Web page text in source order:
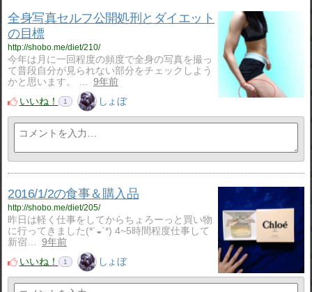
全身写真セルフ公開処刑とダイエット
の目標
http://shobo.me/diet/210/
今年は月に一回程度の頻度で全身の写真を撮っ
て普段自分が見られない部分をチェックしよう
かと思います。 …
9年前
いいね！
1 しょぼ
2016/1/2の食事＆購入品
http://shobo.me/diet/205/
昨日は軽く仕事をしてからちょろーっと買い物
に行ってきました(*´◒`*) 4~5時間程度仕事して
新宿…
9年前
いいね！
1 しょぼ